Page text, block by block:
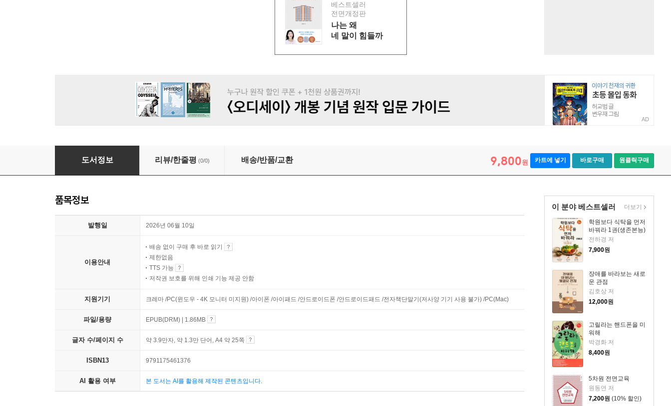
베스트셀러
전면개정판
나는 왜
네 말이 힘들까
AD
싱가포르에서 미래를 보다
도서정보 리뷰/한줄평 (0/0) 배송/반품/교환 9,800원 카트에 넣기 바로구매 원클릭구매
이 분야 베스트셀러
학원보다 식탁을 먼저
바꿔라 1권(생존본능)
전하경 저
7,900원
장애를 바라보는 새로
운 관점
김호상 저
12,000원
고릴라는 핸드폰을 미
워해
박경화 저
8,400원
5차원 전면교육
원동연 저
7,200원 (10% 할인)
더보기
품목정보
발행일 2026년 06월 10일
이용안내
배송 없이 구매 후 바로 읽기
제한없음
TTS 가능
저작권 보호를 위해 인쇄 기능 제공 안함
지원기기 크레마 /PC(윈도우 - 4K 모니터 미지원) /아이폰 /아이패드 /안드로이드폰 /안드로이드패드 /전자책단말기(저사양 기기 사용 불가) /PC(Mac)
파일/용량 EPUB(DRM) | 1.86MB
글자 수/페이지 수 약 3.9만자, 약 1.3만 단어, A4 약 25쪽
ISBN13 9791175461376
AI 활용 여부 본 도서는 AI를 활용해 제작된 콘텐츠입니다.